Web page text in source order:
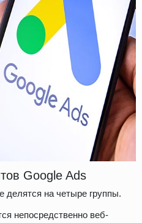
Google Ads
делятся на четыре группы.
непосредственно веб-